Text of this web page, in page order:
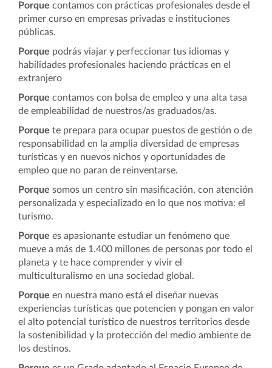
Porque contamos con prácticas profesionales desde el
primer curso en empresas privadas e instituciones
públicas.
Porque podrás viajar y perfeccionar tus idiomas y
habilidades profesionales haciendo prácticas en el
extranjero
Porque contamos con bolsa de empleo y una alta tasa
de empleabilidad de nuestros/as graduados/as.
Porque te prepara para ocupar puestos de gestión o de
responsabilidad en la amplia diversidad de empresas
turísticas y en nuevos nichos y oportunidades de
empleo que no paran de reinventarse.
Porque somos un centro sin masificación, con atención
personalizada y especializado en lo que nos motiva: el
turismo.
Porque es apasionante estudiar un fenómeno que
mueve a más de 1.400 millones de personas por todo el
planeta y te hace comprender y vivir el
multiculturalismo en una sociedad global.
Porque en nuestra mano está el diseñar nuevas
experiencias turísticas que potencien y pongan en valor
el alto potencial turístico de nuestros territorios desde
la sostenibilidad y la protección del medio ambiente de
los destinos.